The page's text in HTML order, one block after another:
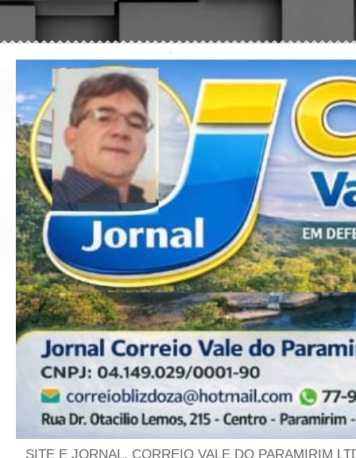
SITE E JORNAL, CORREIO VALE DO PARAMIRIM